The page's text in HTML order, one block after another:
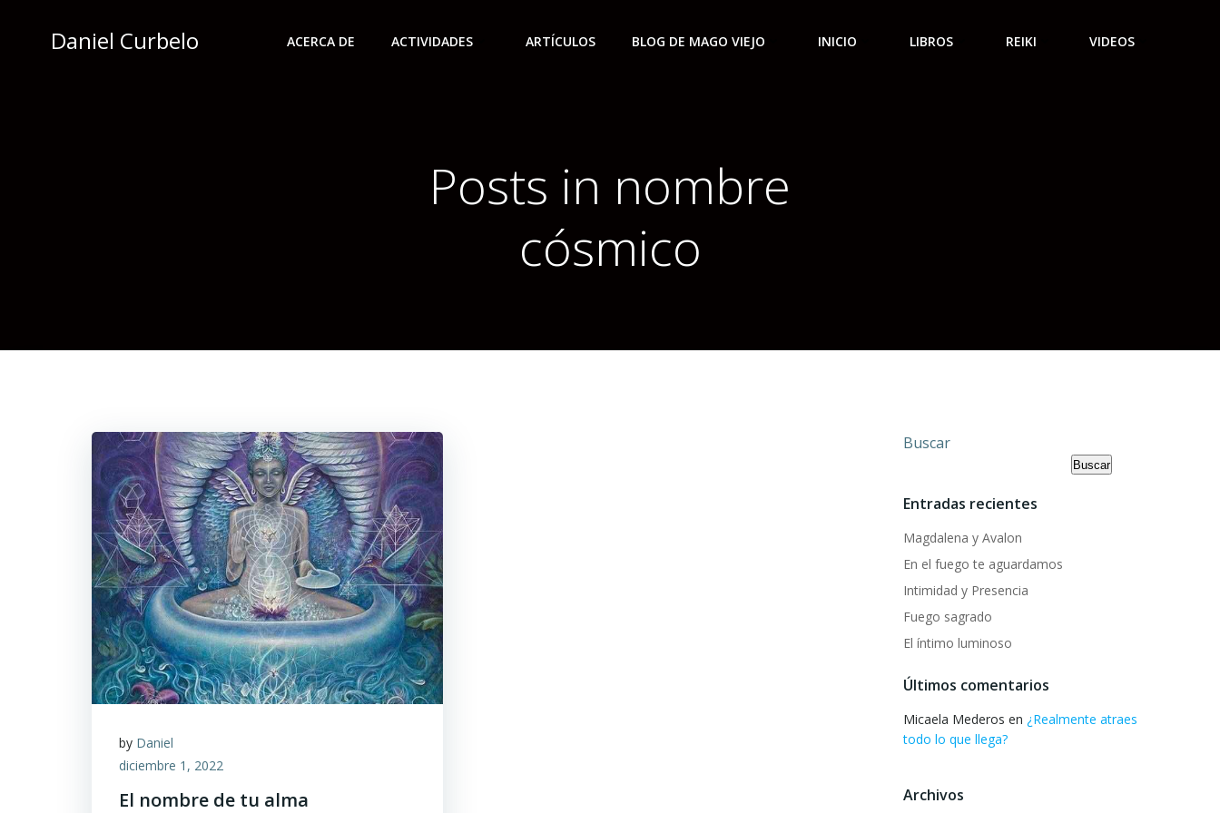
contenidoDaniel Curbelo ACERCA DE ACTIVIDADES ARTÍCULOS BLOG DE MAGO VIEJO INICIO LIBROS REIKI VIDEOS
Posts in nombre
cósmico
by Daniel
diciembre 1, 2022
El nombre de tu alma
Buscar
Buscar
Entradas recientes
Magdalena y Avalon
En el fuego te aguardamos
Intimidad y Presencia
Fuego sagrado
El íntimo luminoso
Últimos comentarios
Micaela Mederos en ¿Realmente atraes
todo lo que llega?
Archivos